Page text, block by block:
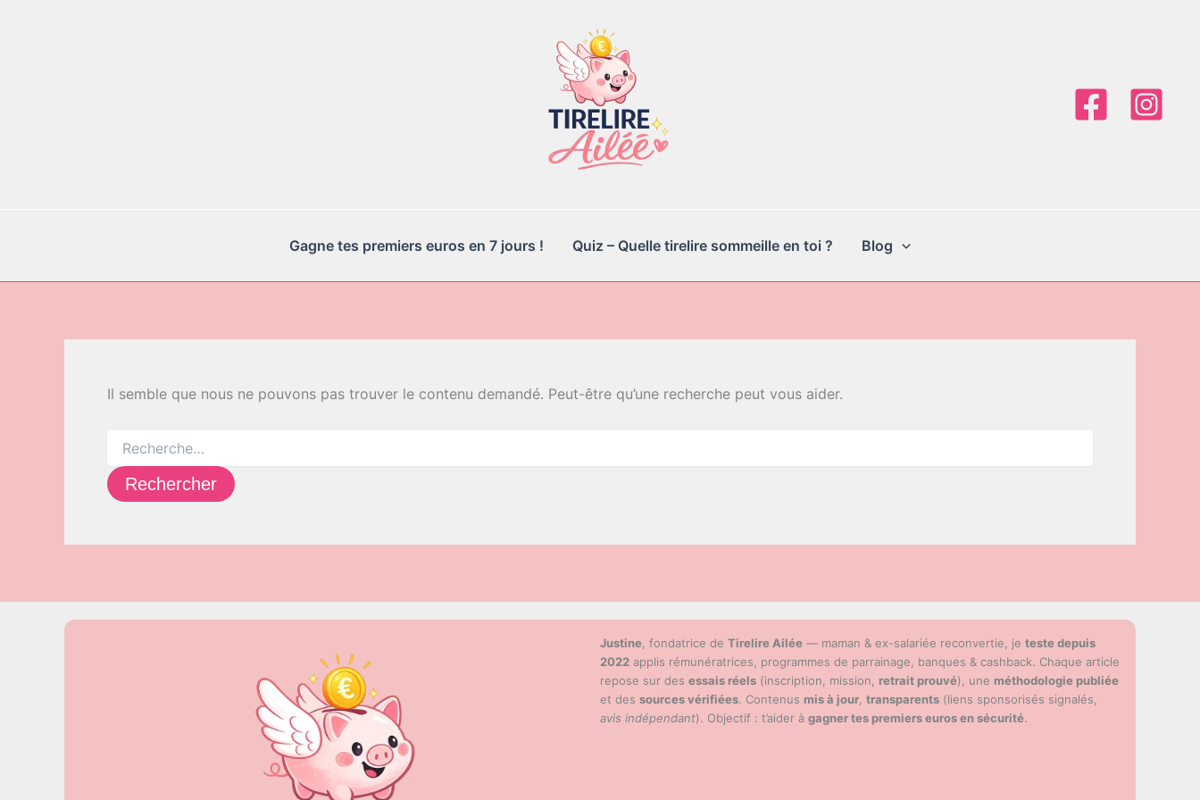
Gagne tes premiers euros en 7 jours ! Quiz – Quelle tirelire sommeille en toi ? Blog
Il semble que nous ne pouvons pas trouver le contenu demandé. Peut-être qu’une recherche peut vous aider.
Justine , fondatrice de Tirelire Ailée — maman & ex-salariée reconvertie, je teste depuis
2022 applis rémunératrices, programmes de parrainage, banques & cashback. Chaque article
repose sur des essais réels (inscription, mission, retrait prouvé), une méthodologie publiée
et des sources vérifiées. Contenus mis à jour transparents (liens sponsorisés signalés,
avis indépendant). Objectif : t’aider à gagner tes premiers euros en sécurité.